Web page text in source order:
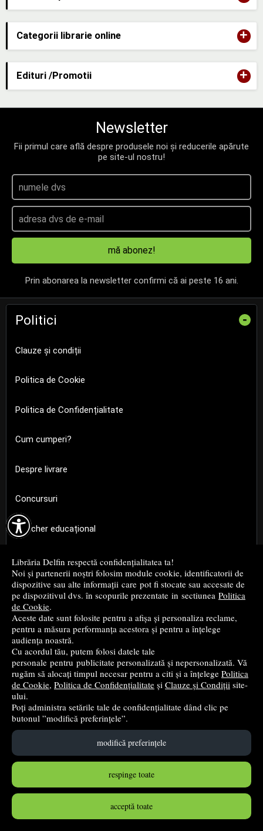

Librăria Delfin respectă confidențialitatea ta!
Noi și partenerii noștri folosim module cookie, identificatorii de
dispozitive sau alte informații care pot fi stocate sau accesate de
pe dispozitivul dvs. în scopurile prezentate in sectiunea Politica
de Cookie.
Aceste date sunt folosite pentru a afișa și personaliza reclame,
pentru a măsura performanța acestora și pentru a înțelege
audiența noastră.
Cu acordul tău, putem folosi datele tale
personale pentru publicitate personalizată și nepersonalizată. Vă
rugăm să alocați timpul necesar pentru a citi și a înțelege Politica
de Cookie, Politica de Confidențialitate și Clauze și Condiții site-
ului.
Poți administra setările tale de confidențialitate dând clic pe
butonul ”modifică preferințele”.
modifică preferințele
respinge toate
acceptă toate
Categorii librarie online +
Edituri /Promotii +
Newsletter
Fii primul care află despre produsele noi și reducerile apărute
pe site-ul nostru!
mă abonez!
Prin abonarea la newsletter confirmi că ai peste 16 ani.
Politici -
Clauze și condiții
Politica de Cookie
Politica de Confidențialitate
Cum cumperi?
Despre livrare
Concursuri
Voucher educațional
SEAP SICAP
Magazin -
Informații de contact
Formular de retur
Cărţi noi
Promoţii
Top & Setări -